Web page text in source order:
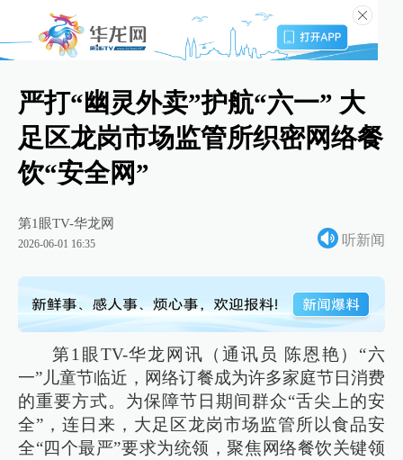
严打“幽灵外卖”护航“六一” 大
足区龙岗市场监管所织密网络餐
饮“安全网”
第1眼TV-华龙网
2026-06-01 16:35 听新闻
第1眼TV-华龙网讯（通讯员 陈恩艳）“六
一”儿童节临近，网络订餐成为许多家庭节日消费
的重要方式。为保障节日期间群众“舌尖上的安
全”，连日来，大足区龙岗市场监管所以食品安
全“四个最严”要求为统领，聚焦网络餐饮关键领